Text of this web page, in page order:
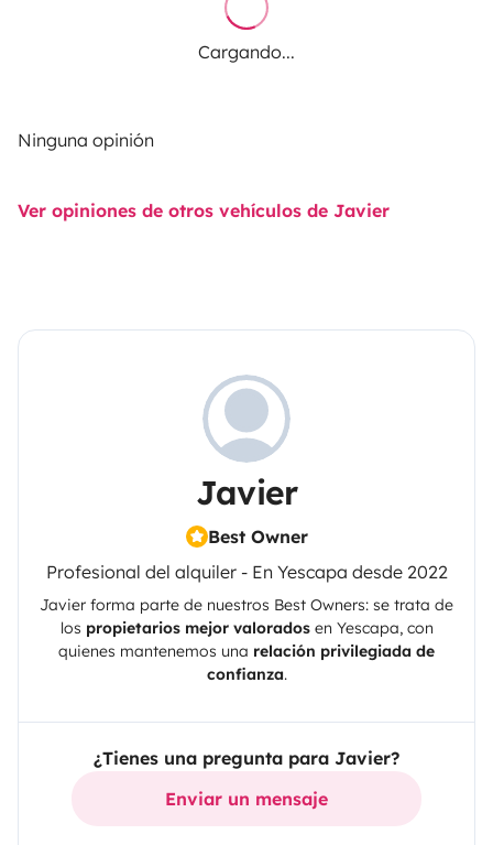
Cargando...
Ninguna opinión
Ver opiniones de otros vehículos de Javier
Javier
Best Owner
Profesional del alquiler - En Yescapa desde 2022
Javier forma parte de nuestros Best Owners: se trata de
los propietarios mejor valoradosen Yescapa, con
quienes mantenemos una relación privilegiada de
confianza.
¿Tienes una pregunta para Javier?
Enviar un mensaje